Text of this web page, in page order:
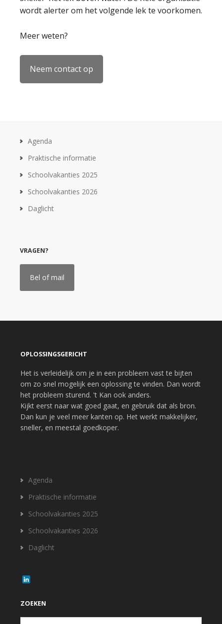
wordt alerter om het volgende lek te voorkomen.
Meer weten?
Neem contact op
Agenda
Praktische informatie
Schoolvakanties 2025
Schoolvakanties 2026
Daglicht
VRAGEN?
Bel of mail
OPLOSSINGSGERICHT
Het is verleidelijk om je in een probleem vast te bijten
om zo snel mogelijk een oplossing te vinden. Dan wordt
het probleem sturend. 't Kan ook anders.
Kijkt eerst naar wat goed gaat, en gebruik dat als bron.
Dan kun je veel meer kanten op. Het werkt makkelijker,
sneller, en meestal goedkoper.
Agenda
Praktische informatie
Schoolvakanties 2025
Schoolvakanties 2026
Daglicht
L
k
d
ZOEKEN